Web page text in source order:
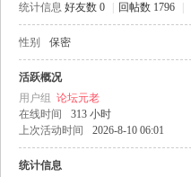
统计信息 好友数 0 回帖数 1796
性别 保密
活跃概况
用户组 论坛元老
在线时间
313 小时
上次活动时间
2026-8-10 06:01
统计信息